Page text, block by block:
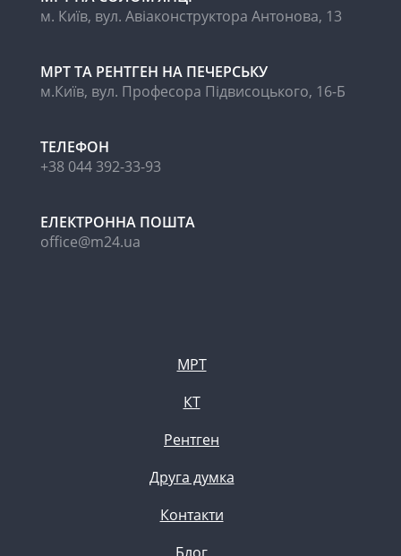
м. Київ, вул. Авіаконструктора Антонова, 13
МРТ ТА РЕНТГЕН НА ПЕЧЕРСЬКУ
м.Київ, вул. Професора Підвисоцького, 16-Б
ТЕЛЕФОН
+38 044 392-33-93
ЕЛЕКТРОННА ПОШТА
office@m24.ua
МРТ
КТ
Рентген
Друга думка
Контакти